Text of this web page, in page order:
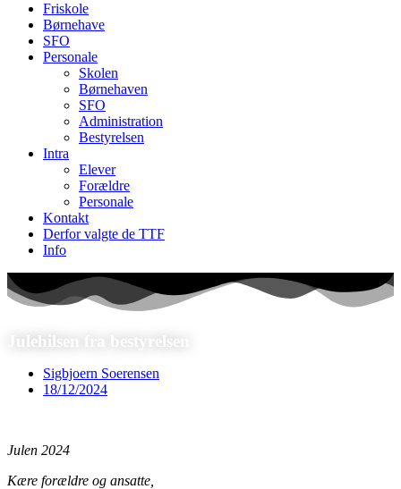
Friskole
Børnehave
SFO
Personale
Skolen
Børnehaven
SFO
Administration
Bestyrelsen
Intra
Elever
Forældre
Personale
Kontakt
Derfor valgte de TTF
Info
Julehilsen fra bestyrelsen
Sigbjoern Soerensen
18/12/2024
Julen 2024
Kære forældre og ansatte,